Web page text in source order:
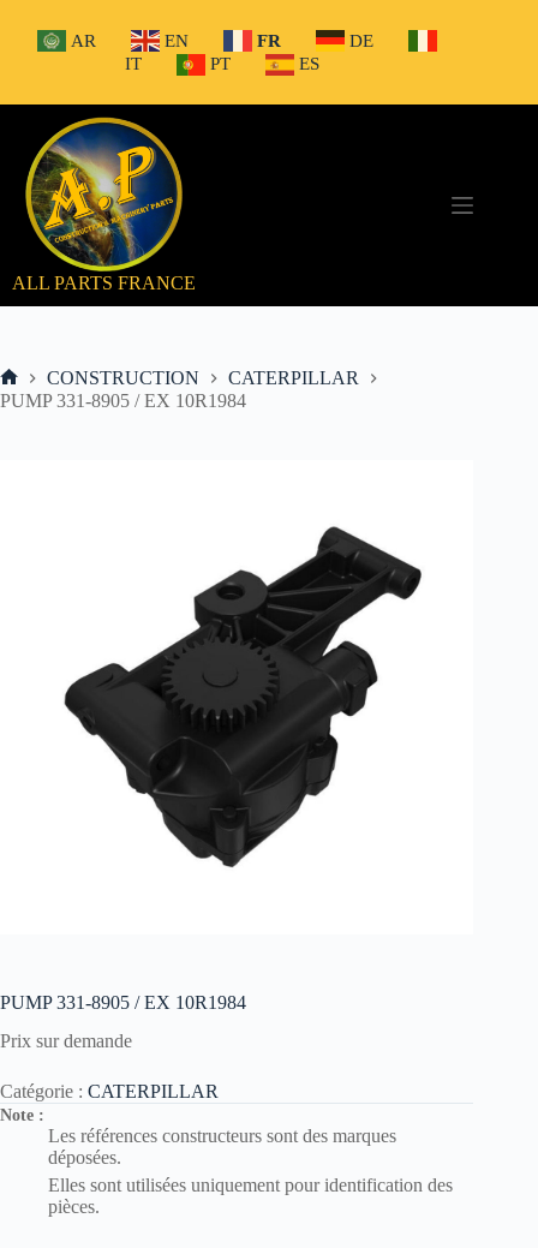
contenu
AR EN FR
DE
IT
PT ES
ALL PARTS FRANCE
Accueil
CONSTRUCTION
CATERPILLAR
PUMP 331-8905 / EX 10R1984
PUMP 331-8905 / EX 10R1984
Prix sur demande
Catégorie : CATERPILLAR
Note :
Les références constructeurs sont des marques
déposées.
Elles sont utilisées uniquement pour identification des
pièces.